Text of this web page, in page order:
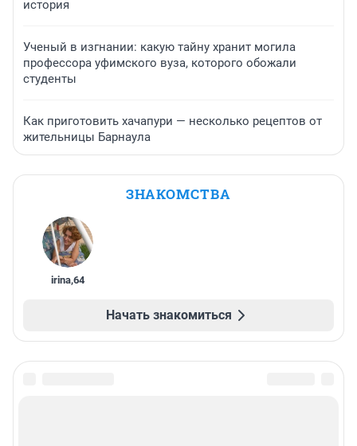
история
Ученый в изгнании: какую тайну хранит могила
профессора уфимского вуза, которого обожали
студенты
Как приготовить хачапури — несколько рецептов от
жительницы Барнаула
ЗНАКОМСТВА
irina,64
Начать знакомиться